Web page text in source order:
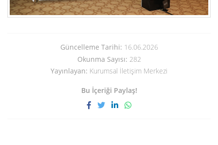
Güncelleme Tarihi: 16.06.2026
Okunma Sayısı: 282
Yayınlayan: Kurumsal İletişim Merkezi
Bu İçeriği Paylaş!